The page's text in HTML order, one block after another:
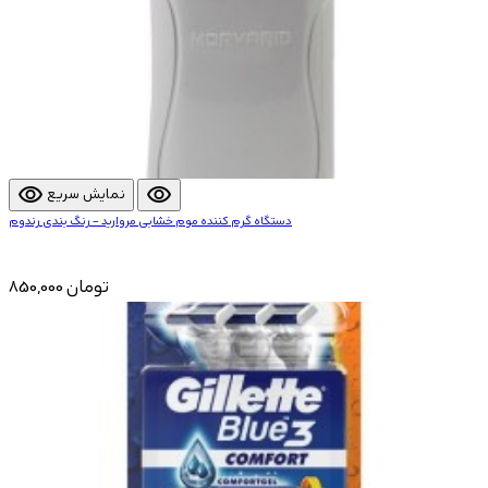
visibility نمایش سریع visibility
دستگاه گرم کننده موم خشابی مروارید – رنگ بندی رندوم
850,000 تومان